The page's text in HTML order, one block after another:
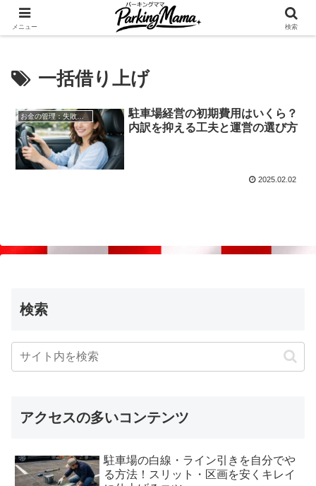
✨空き家・自宅の駐車場を貸してゆとりget🍵
一括借り上げ
お金の管理：失敗しない自宅駐車場貸し出し
駐車場経営の初期費用はいくら？
内訳を抑える工夫と運営の選び方
2025.02.02
検索
アクセスの多いコンテンツ
駐車場の白線・ライン引きを自分でや
る方法！スリット・区画を安くキレイ
メニュー 検索